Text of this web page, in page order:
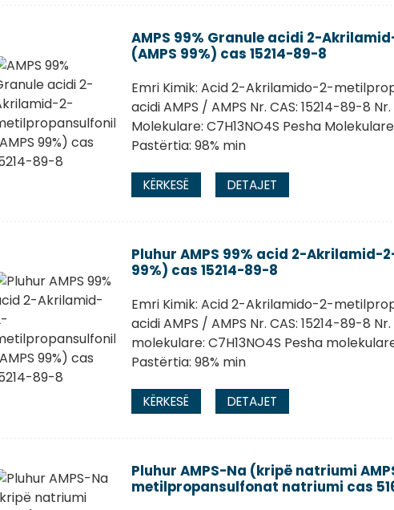
AMPS 99% Granule acidi 2-
(AMPS 99%) cas 15214-89-8
Emri Kimik: Acid 2-Akrilamido-2-
acidi AMPS / AMPS Nr. CAS: 15214-89-8
Molekulare: C7H13NO4S Pesha
Pastërtia: 98% min
KËRKESË DETAJET
Pluhur AMPS 99% acid 2-Akrilamid-
99%) cas 15214-89-8
Emri Kimik: Acid 2-Akrilamido-2-
acidi AMPS / AMPS Nr. CAS: 15214-89-8
molekulare: C7H13NO4S Pesha
Pastërtia: 98% min
KËRKESË DETAJET
Pluhur AMPS-Na (kripë natriumi
metilpropansulfonat natriumi cas